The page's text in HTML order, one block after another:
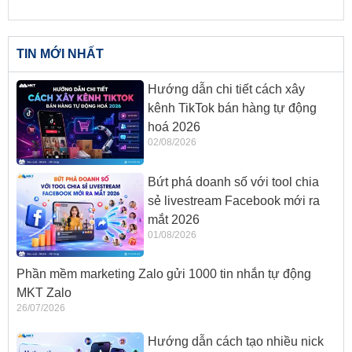
TIN MỚI NHẤT
Hướng dẫn chi tiết cách xây
kênh TikTok bán hàng tự động
hoá 2026
02/08/2026
Bứt phá doanh số với tool chia
sẻ livestream Facebook mới ra
mắt 2026
01/08/2026
Phần mềm marketing Zalo gửi 1000 tin nhắn tự động
MKT Zalo
26/07/2026
Hướng dẫn cách tạo nhiều nick